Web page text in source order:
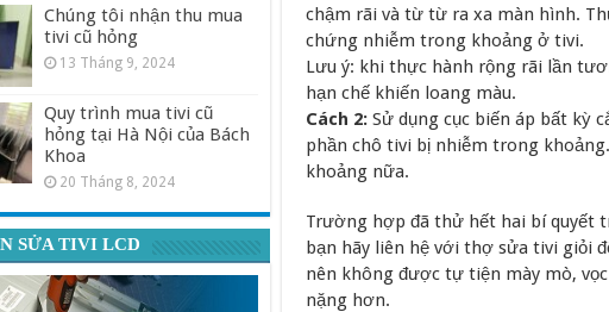
chậm rãi và từ từ ra xa màn hình.
chứng nhiễm trong khoảng ở tivi.
Lưu ý: khi thực hành rộng rãi lần
hạn chế khiến loang màu.
Cách 2:Sử dụng cục biến áp bất kỳ
phần chô tivi bị nhiễm trong
khoảng nữa.
Trường hợp đã thử hết hai bí quyết
bạn hãy liên hệ với thợ sửa tivi giỏi
nên không được tự tiện mày mò,
nặng hơn.
Chúng tôi nhận thu mua
tivi cũ hỏng
13 Tháng 9, 2024
Quy trình mua tivi cũ
hỏng tại Hà Nội của Bách
Khoa
20 Tháng 8, 2024
SỬA TIVI LCD